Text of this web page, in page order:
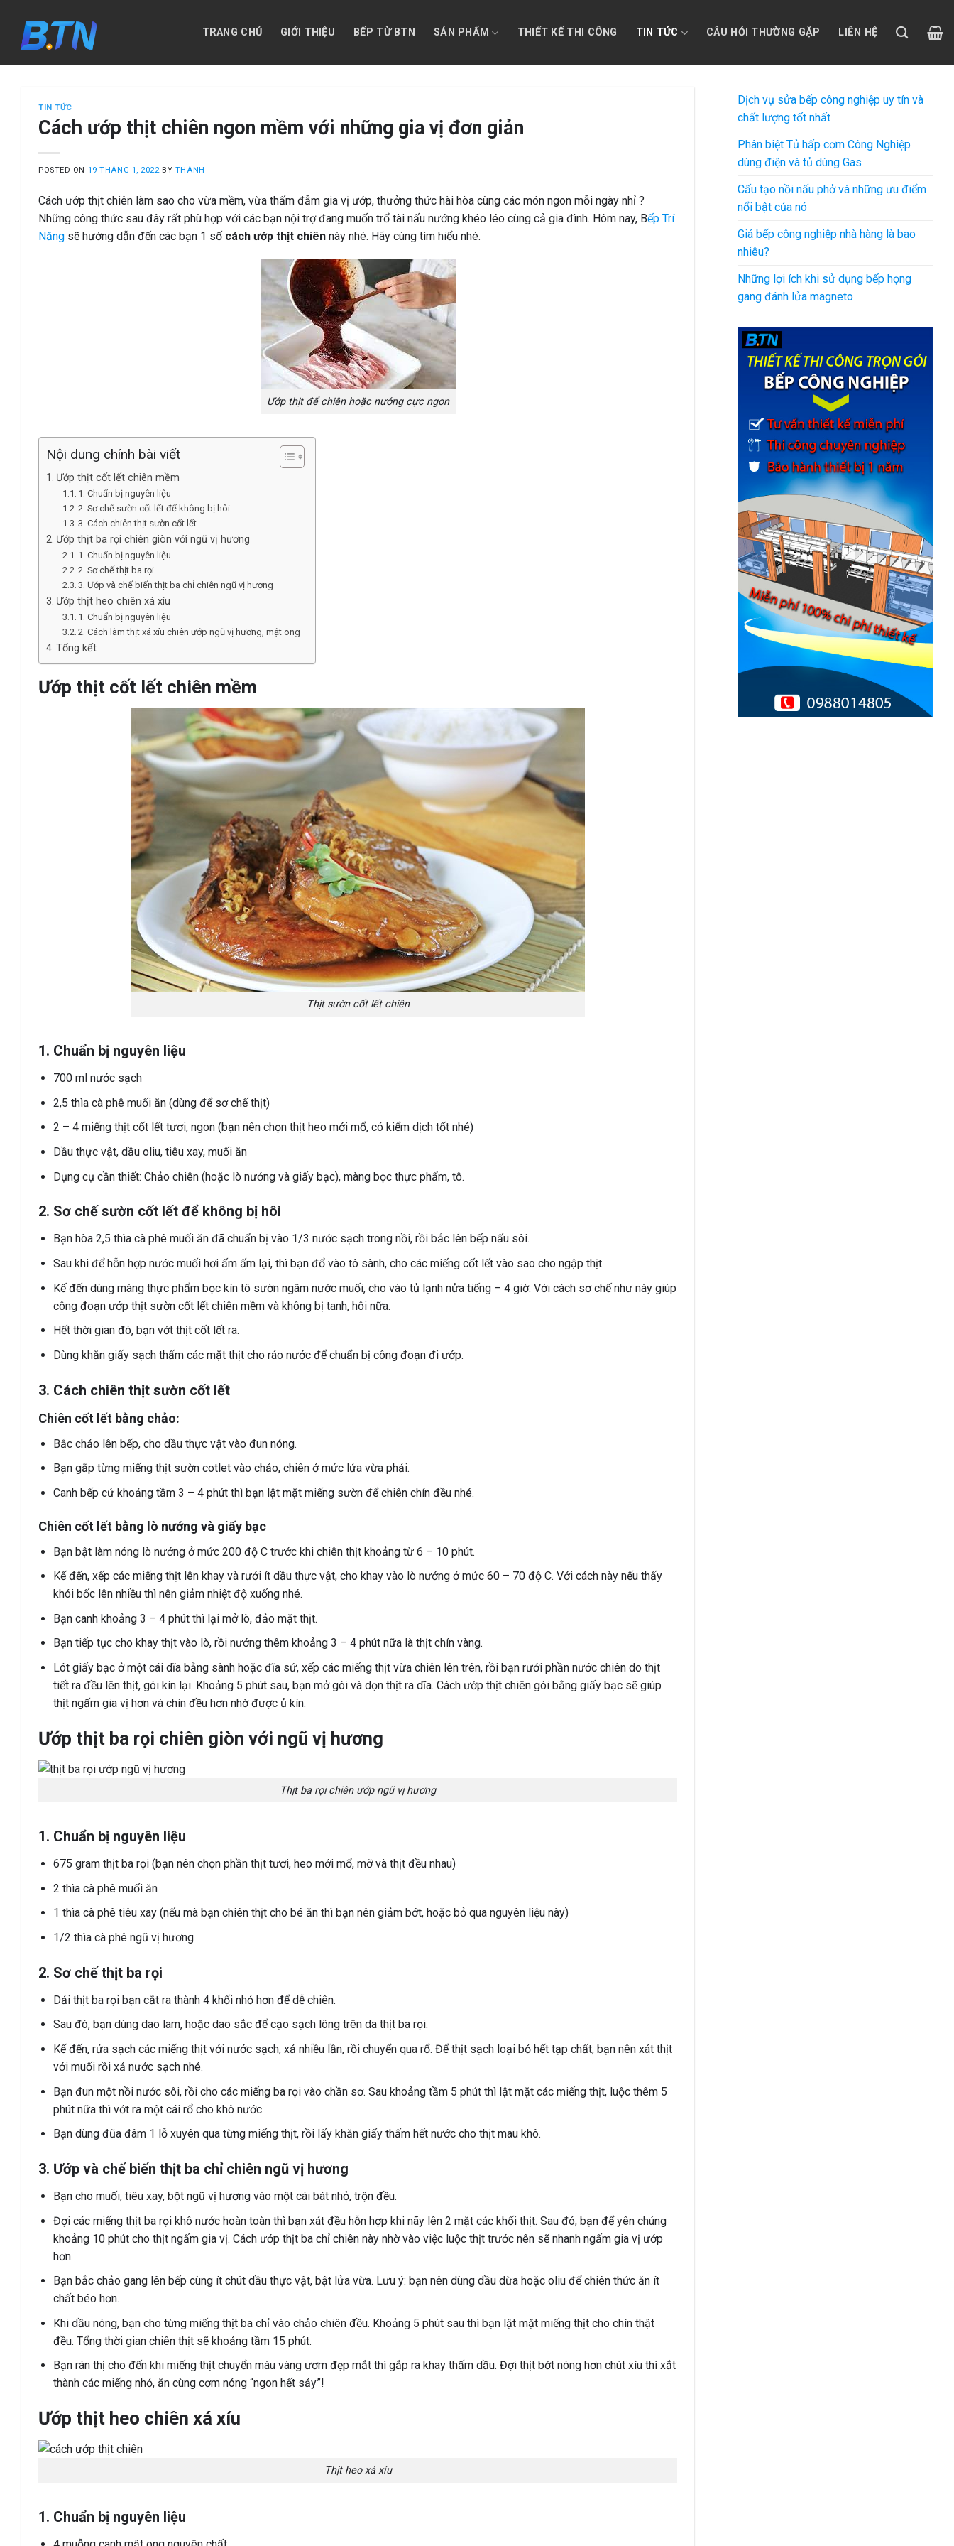
content
TRANG CHỦ GIỚI THIỆU BẾP TỪ BTN SẢN PHẨM THIẾT KẾ THI CÔNG TIN TỨC CÂU HỎI THƯỜNG GẶP LIÊN HỆ
TIN TỨC
Cách ướp thịt chiên ngon mềm với những gia vị đơn giản
POSTED ON 19 THÁNG 1, 2022 BY THÀNH
Cách ướp thịt chiên làm sao cho vừa mềm, vừa thấm đẫm gia vị ướp, thưởng thức hài hòa cùng các món ngon mỗi ngày nhỉ ?
Những công thức sau đây rất phù hợp với các bạn nội trợ đang muốn trổ tài nấu nướng khéo léo cùng cả gia đình. Hôm nay, Bếp Trí
Năng sẽ hướng dẫn đến các bạn 1 số cách ướp thịt chiên này nhé. Hãy cùng tìm hiểu nhé.
Ướp thịt để chiên hoặc nướng cực ngon
Nội dung chính bài viết
Ướp thịt cốt lết chiên mềm
1. Chuẩn bị nguyên liệu
2. Sơ chế sườn cốt lết để không bị hôi
3. Cách chiên thịt sườn cốt lết
Ướp thịt ba rọi chiên giòn với ngũ vị hương
1. Chuẩn bị nguyên liệu
2. Sơ chế thịt ba rọi
3. Ướp và chế biến thịt ba chỉ chiên ngũ vị hương
Ướp thịt heo chiên xá xíu
1. Chuẩn bị nguyên liệu
2. Cách làm thịt xá xíu chiên ướp ngũ vị hương, mật ong
Tổng kết
Ướp thịt cốt lết chiên mềm
Thịt sườn cốt lết chiên
1. Chuẩn bị nguyên liệu
700 ml nước sạch
2,5 thìa cà phê muối ăn (dùng để sơ chế thịt)
2 – 4 miếng thịt cốt lết tươi, ngon (bạn nên chọn thịt heo mới mổ, có kiểm dịch tốt nhé)
Dầu thực vật, dầu oliu, tiêu xay, muối ăn
Dụng cụ cần thiết: Chảo chiên (hoặc lò nướng và giấy bạc), màng bọc thực phẩm, tô.
2. Sơ chế sườn cốt lết để không bị hôi
Bạn hòa 2,5 thìa cà phê muối ăn đã chuẩn bị vào 1/3 nước sạch trong nồi, rồi bắc lên bếp nấu sôi.
Sau khi để hỗn hợp nước muối hơi ấm ấm lại, thì bạn đổ vào tô sành, cho các miếng cốt lết vào sao cho ngập thịt.
Kế đến dùng màng thực phẩm bọc kín tô sườn ngâm nước muối, cho vào tủ lạnh nửa tiếng – 4 giờ. Với cách sơ chế như này giúp
công đoạn ướp thịt sườn cốt lết chiên mềm và không bị tanh, hôi nữa.
Hết thời gian đó, bạn vớt thịt cốt lết ra.
Dùng khăn giấy sạch thấm các mặt thịt cho ráo nước để chuẩn bị công đoạn đi ướp.
3. Cách chiên thịt sườn cốt lết
Chiên cốt lết bằng chảo:
Bắc chảo lên bếp, cho dầu thực vật vào đun nóng.
Bạn gắp từng miếng thịt sườn cotlet vào chảo, chiên ở mức lửa vừa phải.
Canh bếp cứ khoảng tầm 3 – 4 phút thì bạn lật mặt miếng sườn để chiên chín đều nhé.
Chiên cốt lết bằng lò nướng và giấy bạc
Bạn bật làm nóng lò nướng ở mức 200 độ C trước khi chiên thịt khoảng từ 6 – 10 phút.
Kế đến, xếp các miếng thịt lên khay và rưới ít dầu thực vật, cho khay vào lò nướng ở mức 60 – 70 độ C. Với cách này nếu thấy
khói bốc lên nhiều thì nên giảm nhiệt độ xuống nhé.
Bạn canh khoảng 3 – 4 phút thì lại mở lò, đảo mặt thịt.
Bạn tiếp tục cho khay thịt vào lò, rồi nướng thêm khoảng 3 – 4 phút nữa là thịt chín vàng.
Lót giấy bạc ở một cái dĩa bằng sành hoặc đĩa sứ, xếp các miếng thịt vừa chiên lên trên, rồi bạn rưới phần nước chiên do thịt
tiết ra đều lên thịt, gói kín lại. Khoảng 5 phút sau, bạn mở gói và dọn thịt ra dĩa. Cách ướp thịt chiên gói bằng giấy bạc sẽ giúp
thịt ngấm gia vị hơn và chín đều hơn nhờ được ủ kín.
Ướp thịt ba rọi chiên giòn với ngũ vị hương
Thịt ba rọi chiên ướp ngũ vị hương
1. Chuẩn bị nguyên liệu
675 gram thịt ba rọi (bạn nên chọn phần thịt tươi, heo mới mổ, mỡ và thịt đều nhau)
2 thìa cà phê muối ăn
1 thìa cà phê tiêu xay (nếu mà bạn chiên thịt cho bé ăn thì bạn nên giảm bớt, hoặc bỏ qua nguyên liệu này)
1/2 thìa cà phê ngũ vị hương
2. Sơ chế thịt ba rọi
Dải thịt ba rọi bạn cắt ra thành 4 khối nhỏ hơn để dễ chiên.
Sau đó, bạn dùng dao lam, hoặc dao sắc để cạo sạch lông trên da thịt ba rọi.
Kế đến, rửa sạch các miếng thịt với nước sạch, xả nhiều lần, rồi chuyển qua rổ. Để thịt sạch loại bỏ hết tạp chất, bạn nên xát thịt
với muối rồi xả nước sạch nhé.
Bạn đun một nồi nước sôi, rồi cho các miếng ba rọi vào chần sơ. Sau khoảng tầm 5 phút thì lật mặt các miếng thịt, luộc thêm 5
phút nữa thì vớt ra một cái rổ cho khô nước.
Bạn dùng đũa đâm 1 lỗ xuyên qua từng miếng thịt, rồi lấy khăn giấy thấm hết nước cho thịt mau khô.
3. Ướp và chế biến thịt ba chỉ chiên ngũ vị hương
Bạn cho muối, tiêu xay, bột ngũ vị hương vào một cái bát nhỏ, trộn đều.
Đợi các miếng thịt ba rọi khô nước hoàn toàn thì bạn xát đều hỗn hợp khi nãy lên 2 mặt các khối thịt. Sau đó, bạn để yên chúng
khoảng 10 phút cho thịt ngấm gia vị. Cách ướp thịt ba chỉ chiên này nhờ vào việc luộc thịt trước nên sẽ nhanh ngấm gia vị ướp
hơn.
Bạn bắc chảo gang lên bếp cùng ít chút dầu thực vật, bật lửa vừa. Lưu ý: bạn nên dùng dầu dừa hoặc oliu để chiên thức ăn ít
chất béo hơn.
Khi dầu nóng, bạn cho từng miếng thịt ba chỉ vào chảo chiên đều. Khoảng 5 phút sau thì bạn lật mặt miếng thịt cho chín thật
đều. Tổng thời gian chiên thịt sẽ khoảng tầm 15 phút.
Bạn rán thị cho đến khi miếng thịt chuyển màu vàng ươm đẹp mắt thì gắp ra khay thấm dầu. Đợi thịt bớt nóng hơn chút xíu thì xắt
thành các miếng nhỏ, ăn cùng cơm nóng “ngon hết sảy”!
Ướp thịt heo chiên xá xíu
Thịt heo xá xíu
1. Chuẩn bị nguyên liệu
Dịch vụ sửa bếp công nghiệp uy tín và
chất lượng tốt nhất
Phân biệt Tủ hấp cơm Công Nghiệp
dùng điện và tủ dùng Gas
Cấu tạo nồi nấu phở và những ưu điểm
nổi bật của nó
Giá bếp công nghiệp nhà hàng là bao
nhiêu?
Những lợi ích khi sử dụng bếp họng
gang đánh lửa magneto